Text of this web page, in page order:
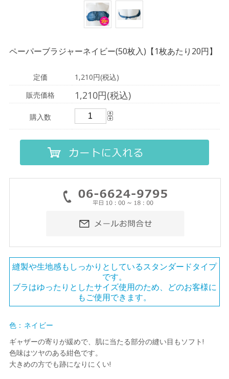
ペーパーブラジャーネイビー(50枚入)【1枚あたり20円】
定価
1,210円(税込)
販売価格
1,210円(税込)
購入数
縫製や生地感もしっかりとしているスタンダードタイプ
です。
ブラはゆったりとしたサイズ使用のため、どのお客様に
もご使用できます。
色：ネイビー
ギャザーの寄りが緩めで、肌に当たる部分の縫い目もソフト!
色味はツヤのある紺色です。
大きめの方でも跡になりにくい!